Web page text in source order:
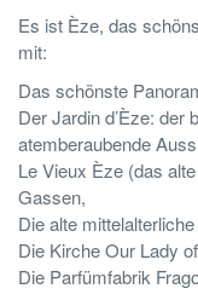
Es ist Èze, das
mit:
Das schönste
Der Jardin d’Èze: der
atemberaubende
Le Vieux Èze (das
Gassen,
Die alte
Die Kirche Our Lady
Die Parfümfabrik